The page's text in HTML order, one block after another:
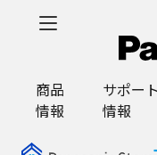
商品
情報
サポート
情報